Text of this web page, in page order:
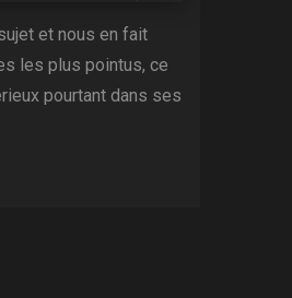
et nous en fait
les plus pointus, ce
pourtant dans ses